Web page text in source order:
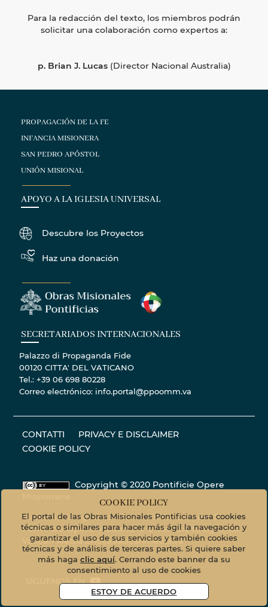
Para la redacción del texto, los miembros podrán
solicitar una colaboración como expertos a:
p. Brian J. Lucas (Director Nacional Australia)
PROPAGACIÓN DE LA FE
INFANCIA MISIONERA
SAN PEDRO APÓSTOL
UNIÓN MISIONAL
APOYO A LA IGLESIA UNIVERSAL
Descubre los Proyectos
Haz una donación
SECRETARIADOS INTERNACIONALES
Palazzo di Propaganda Fide
00120 CITTA' DEL VATICANO
Tel.: +39 06 698 80228
Correo electrónico: info.portal@ppoomm.va
CONTATTI
PRIVACY E DISCLAIMER
COOKIE POLICY
Copyright © 2020 Pontificie Opere
Materiale fotografico - Tutti i diritti riservati. ©
Pontificie Opere Missionarie © Servizio fotografico
Vatican Mediaphoto.vaticanmedia.va
SÍGUENOS EN
COOKIE POLICY
El portal de las Obras Misionales Pontificias usa cookies
técnicas o similares para hacer más ágil la navegación y
garantizar el uso de sus servicios y también cookies
técnicas y de análisis de terceras partes. Si quiere saber
más haga clic aquí. Cerrando este banner da su
consentimiento al uso de cookies
ESTOY DE ACUERDO